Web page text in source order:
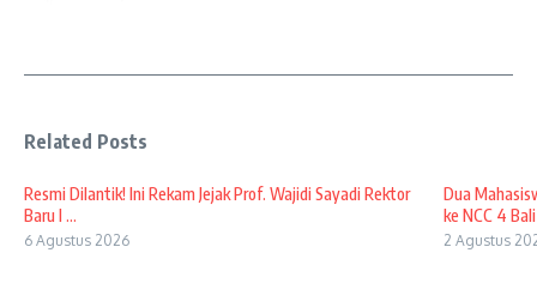
Related Posts
Resmi Dilantik! Ini Rekam Jejak Prof. Wajidi Sayadi Rektor
Baru I ...
6 Agustus 2026
Dua
ke NCC 4 Bali
2 Agustus